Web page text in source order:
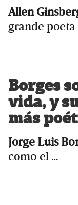
Allen
grande poeta
Borges
vida, y
más
Jorge Luis
como el …